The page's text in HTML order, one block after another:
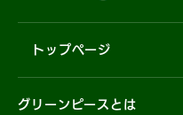
トップページ
グリーンピースとは